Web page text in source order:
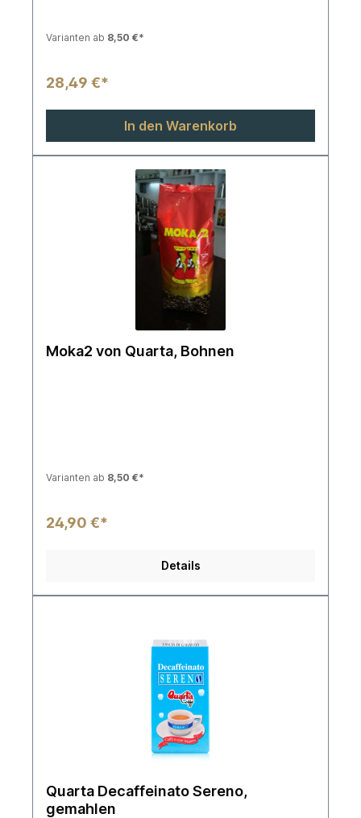
Varianten ab 8,50 €*
28,49 €*
In den Warenkorb
Moka2 von Quarta, Bohnen
Varianten ab 8,50 €*
24,90 €*
Details
Quarta Decaffeinato Sereno,
gemahlen